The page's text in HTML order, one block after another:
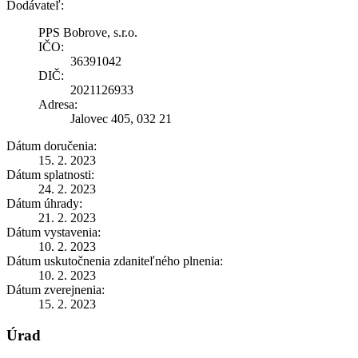
Dodávateľ:
PPS Bobrove, s.r.o.
IČO:
36391042
DIČ:
2021126933
Adresa:
Jalovec 405, 032 21
Dátum doručenia:
15. 2. 2023
Dátum splatnosti:
24. 2. 2023
Dátum úhrady:
21. 2. 2023
Dátum vystavenia:
10. 2. 2023
Dátum uskutočnenia zdaniteľného plnenia:
10. 2. 2023
Dátum zverejnenia:
15. 2. 2023
Úrad